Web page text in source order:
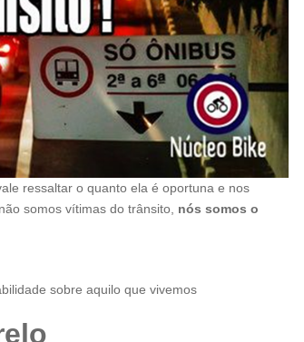
ressaltar o quanto ela é oportuna e nos
somos vítimas do trânsito, nós somos o
sobre aquilo que vivemos